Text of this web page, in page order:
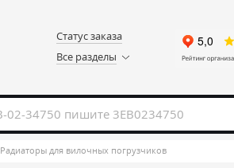
Статус заказа
Все разделы
Радиаторы для вилочных погрузчиков